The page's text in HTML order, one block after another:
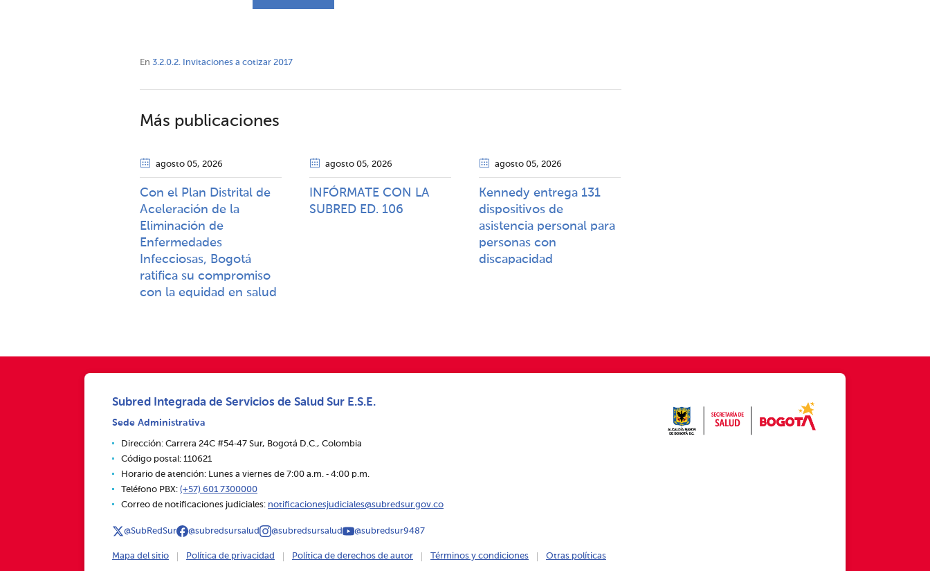
En 3.2.0.2. Invitaciones a cotizar 2017
Más publicaciones
agosto 05, 2026
Con el Plan Distrital de
Aceleración de la
Eliminación de
Enfermedades
Infecciosas, Bogotá
ratifica su compromiso
con la equidad en salud
agosto 05, 2026
INFÓRMATE CON LA
SUBRED ED. 106
agosto 05, 2026
Kennedy entrega 131
dispositivos de
asistencia personal para
personas con
discapacidad​​
Subred Integrada de Servicios de Salud Sur E.S.E.
Sede Administrativa
Dirección: Carrera 24C #54‑47 Sur, Bogotá D.C., Colombia
Código postal: 110621
Horario de atención: Lunes a viernes de 7:00 a.m. ‑ 4:00 p.m.
Teléfono PBX: (+57) 601 7300000
Correo de notificaciones judiciales: notificacionesjudiciales@subredsur.gov.co
@SubRedSur @subredsursalud @subredsursalud @subredsur9487
Mapa del sitio Política de privacidad Política de derechos de autor Términos y condiciones Otras políticas